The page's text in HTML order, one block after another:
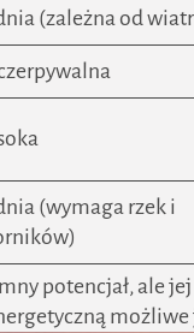
(zależna od
(wymaga rzek i
potencjał, ale